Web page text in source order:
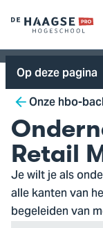
Logo
van
De
Haagse
Hogeschool,
ga
naar
de
homepagina
Op deze pagina
Breadcrumb
Onze hbo-
Retail
Je wilt je als
alle kanten van
begeleiden van